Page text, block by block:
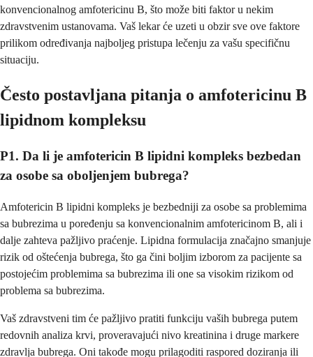
konvencionalnog amfotericinu B, što može biti faktor u nekim
zdravstvenim ustanovama. Vaš lekar će uzeti u obzir sve ove faktore
prilikom određivanja najboljeg pristupa lečenju za vašu specifičnu
situaciju.
Često postavljana pitanja o amfotericinu B
lipidnom kompleksu
P1. Da li je amfotericin B lipidni kompleks bezbedan
za osobe sa oboljenjem bubrega?
Amfotericin B lipidni kompleks je bezbedniji za osobe sa problemima
sa bubrezima u poređenju sa konvencionalnim amfotericinom B, ali i
dalje zahteva pažljivo praćenje. Lipidna formulacija značajno smanjuje
rizik od oštećenja bubrega, što ga čini boljim izborom za pacijente sa
postojećim problemima sa bubrezima ili one sa visokim rizikom od
problema sa bubrezima.
Vaš zdravstveni tim će pažljivo pratiti funkciju vaših bubrega putem
redovnih analiza krvi, proveravajući nivo kreatinina i druge markere
zdravlja bubrega. Oni takođe mogu prilagoditi raspored doziranja ili